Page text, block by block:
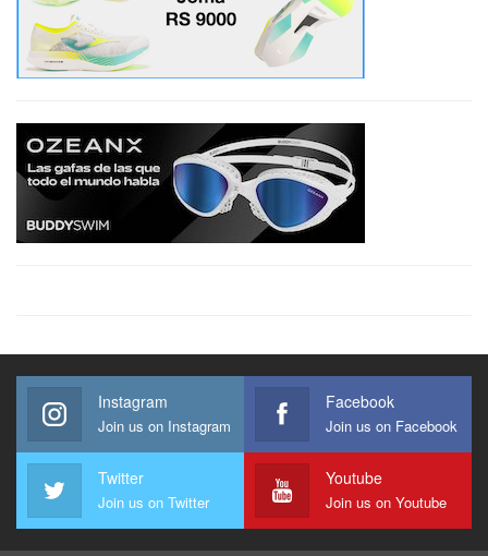
Instagram
Join us on Instagram
Facebook
Join us on Facebook
Twitter
Join us on Twitter
Youtube
Join us on Youtube